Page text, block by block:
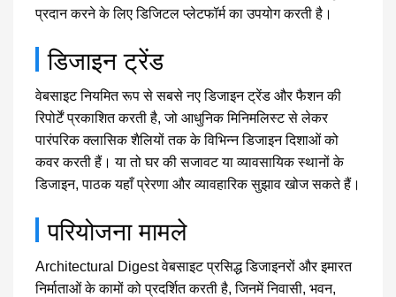
प्रदान करने के लिए डिजिटल प्लेटफॉर्म का उपयोग करती है।
डिजाइन ट्रेंड
वेबसाइट नियमित रूप से सबसे नए डिजाइन ट्रेंड और फैशन की
रिपोर्टें प्रकाशित करती है, जो आधुनिक मिनिमलिस्ट से लेकर
पारंपरिक क्लासिक शैलियों तक के विभिन्न डिजाइन दिशाओं को
कवर करती हैं। या तो घर की सजावट या व्यावसायिक स्थानों के
डिजाइन, पाठक यहाँ प्रेरणा और व्यावहारिक सुझाव खोज सकते हैं।
परियोजना मामले
Architectural Digest वेबसाइट प्रसिद्ध डिजाइनरों और इमारत
निर्माताओं के कामों को प्रदर्शित करती है, जिनमें निवासी, भवन,